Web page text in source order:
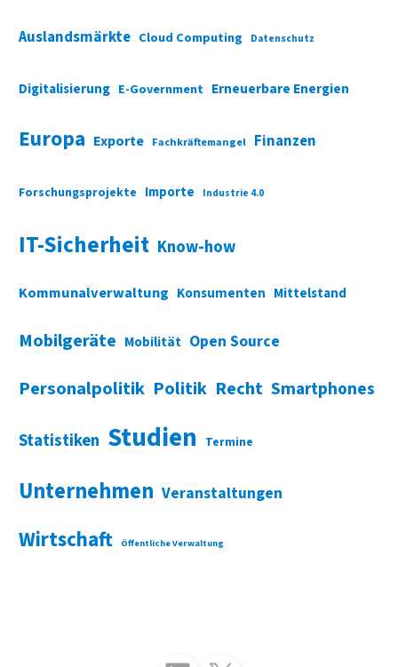
Auslandsmärkte Cloud Computing Datenschutz
Digitalisierung E-Government Erneuerbare Energien
Europa Exporte Fachkräftemangel Finanzen
Forschungsprojekte Importe Industrie 4.0
IT-Sicherheit Know-how
Kommunalverwaltung Konsumenten Mittelstand
Mobilgeräte Mobilität Open Source
Personalpolitik Politik Recht Smartphones
Statistiken Studien Termine
Unternehmen Veranstaltungen
Wirtschaft Öffentliche Verwaltung